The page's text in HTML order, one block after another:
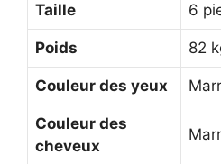
Taille 6
Poids 82
Couleur des yeux
Couleur des
cheveux